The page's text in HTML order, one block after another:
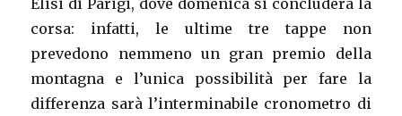
Elisi di Parigi, dove domenica si concluderà la
corsa: infatti, le ultime tre tappe non
prevedono nemmeno un gran premio della
montagna e l’unica possibilità per fare la
differenza sarà l’interminabile cronometro di